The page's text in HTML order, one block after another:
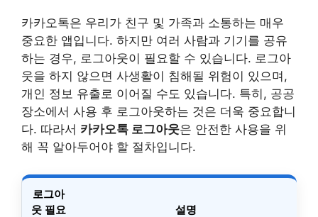
카카오톡은 우리가 친구 및 가족과 소통하는 매우
중요한 앱입니다. 하지만 여러 사람과 기기를 공유
하는 경우, 로그아웃이 필요할 수 있습니다. 로그아
웃을 하지 않으면 사생활이 침해될 위험이 있으며,
개인 정보 유출로 이어질 수도 있습니다. 특히, 공공
장소에서 사용 후 로그아웃하는 것은 더욱 중요합니
다. 따라서 카카오톡 로그아웃은 안전한 사용을 위
해 꼭 알아두어야 할 절차입니다.
로그아
웃 필요
설명